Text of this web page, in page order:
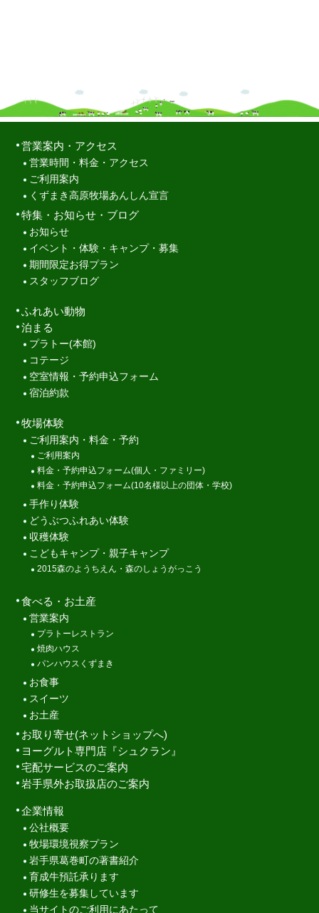
営業案内・アクセス
営業時間・料金・アクセス
ご利用案内
くずまき高原牧場あんしん宣言
特集・お知らせ・ブログ
お知らせ
イベント・体験・キャンプ・募集
期間限定お得プラン
スタッフブログ
ふれあい動物
泊まる
プラトー(本館)
コテージ
空室情報・予約申込フォーム
宿泊約款
牧場体験
ご利用案内・料金・予約
ご利用案内
料金・予約申込フォーム(個人・ファミリー)
料金・予約申込フォーム(10名様以上の団体・学校)
手作り体験
どうぶつふれあい体験
収穫体験
こどもキャンプ・親子キャンプ
2015森のようちえん・森のしょうがっこう
食べる・お土産
営業案内
プラトーレストラン
焼肉ハウス
パンハウスくずまき
お食事
スイーツ
お土産
お取り寄せ(ネットショップへ)
ヨーグルト専門店『シュクラン』
宅配サービスのご案内
岩手県外お取扱店のご案内
企業情報
公社概要
牧場環境視察プラン
岩手県葛巻町の著書紹介
育成牛預託承ります
研修生を募集しています
当サイトのご利用にあたって